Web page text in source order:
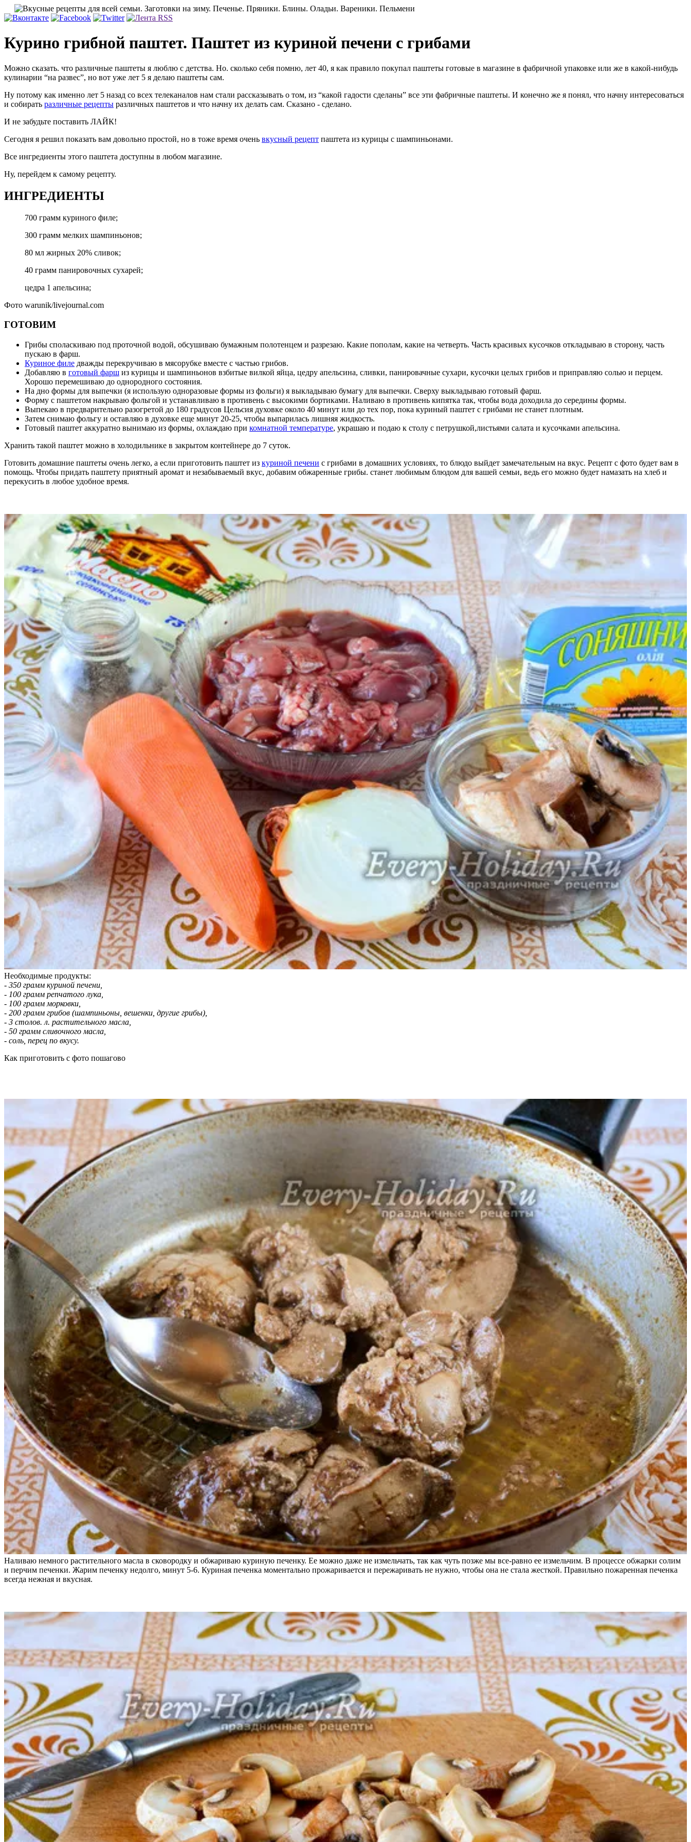
Курино грибной паштет. Паштет из куриной печени с грибами
Можно сказать. что различные паштеты я люблю с детства. Но. сколько себя помню, лет 40, я как правило покупал паштеты готовые в магазине в фабричной упаковке или же в какой-нибудь
кулинарии “на развес”, но вот уже лет 5 я делаю паштеты сам.
Ну потому как именно лет 5 назад со всех телеканалов нам стали рассказывать о том, из “какой гадости сделаны” все эти фабричные паштеты. И конечно же я понял, что начну интересоваться
и собирать различные рецепты различных паштетов и что начну их делать сам. Сказано - сделано.
И не забудьте поставить ЛАЙК!
Сегодня я решил показать вам довольно простой, но в тоже время очень вкусный рецепт паштета из курицы с шампиньонами.
Все ингредиенты этого паштета доступны в любом магазине.
Ну, перейдем к самому рецепту.
ИНГРЕДИЕНТЫ
700 грамм куриного филе;
300 грамм мелких шампиньонов;
80 мл жирных 20% сливок;
40 грамм панировочных сухарей;
цедра 1 апельсина;
Фото warunik/livejournal.com
ГОТОВИМ
Грибы споласкиваю под проточной водой, обсушиваю бумажным полотенцем и разрезаю. Какие пополам, какие на четверть. Часть красивых кусочков откладываю в сторону, часть
пускаю в фарш.
Куриное филе дважды перекручиваю в мясорубке вместе с частью грибов.
Добавляю в готовый фарш из курицы и шампиньонов взбитые вилкой яйца, цедру апельсина, сливки, панировачные сухари, кусочки целых грибов и приправляю солью и перцем.
Хорошо перемешиваю до однородного состояния.
На дно формы для выпечки (я использую одноразовые формы из фольги) я выкладываю бумагу для выпечки. Сверху выкладываю готовый фарш.
Форму с паштетом накрываю фольгой и устанавливаю в противень с высокими бортиками. Наливаю в противень кипятка так, чтобы вода доходила до середины формы.
Выпекаю в предварительно разогретой до 180 градусов Цельсия духовке около 40 минут или до тех пор, пока куриный паштет с грибами не станет плотным.
Затем снимаю фольгу и оставляю в духовке еще минут 20-25, чтобы выпарилась лишняя жидкость.
Готовый паштет аккуратно вынимаю из формы, охлаждаю при комнатной температуре, украшаю и подаю к столу с петрушкой,листьями салата и кусочками апельсина.
Хранить такой паштет можно в холодильнике в закрытом контейнере до 7 суток.
Готовить домашние паштеты очень легко, а если приготовить паштет из куриной печени с грибами в домашних условиях, то блюдо выйдет замечательным на вкус. Рецепт с фото будет вам в
помощь. Чтобы придать паштету приятный аромат и незабываемый вкус, добавим обжаренные грибы. станет любимым блюдом для вашей семьи, ведь его можно будет намазать на хлеб и
перекусить в любое удобное время.
Необходимые продукты:
- 350 грамм куриной печени,
- 100 грамм репчатого лука,
- 100 грамм морковки,
- 200 грамм грибов (шампиньоны, вешенки, другие грибы),
- 3 столов. л. растительного масла,
- 50 грамм сливочного масла,
- соль, перец по вкусу.
Как приготовить с фото пошагово
Наливаю немного растительного масла в сковородку и обжариваю куриную печенку. Ее можно даже не измельчать, так как чуть позже мы все-равно ее измельчим. В процессе обжарки солим
и перчим печенки. Жарим печенку недолго, минут 5-6. Куриная печенка моментально прожаривается и пережаривать не нужно, чтобы она не стала жесткой. Правильно пожаренная печенка
всегда нежная и вкусная.